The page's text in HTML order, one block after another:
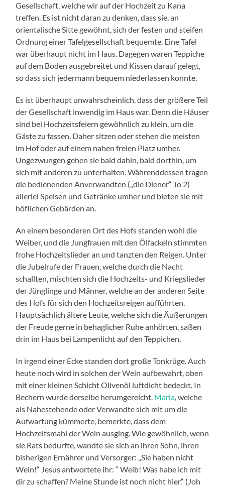
Gesellschaft, welche wir auf der Hochzeit zu Kana
treffen. Es ist nicht daran zu denken, dass sie, an
orientalische Sitte gewöhnt, sich der festen und steifen
Ordnung einer Tafelgesellschaft bequemte. Eine Tafel
war überhaupt nicht im Haus. Dagegen waren Teppiche
auf dem Boden ausgebreitet und Kissen darauf gelegt,
so dass sich jedermann bequem niederlassen konnte.
Es ist überhaupt unwahrscheinlich, dass der größere Teil
der Gesellschaft inwendig im Haus war. Denn die Häuser
sind bei Hochzeitsfeiern gewöhnlich zu klein, um die
Gäste zu fassen. Daher sitzen oder stehen die meisten
im Hof oder auf einem nahen freien Platz umher.
Ungezwungen gehen sie bald dahin, bald dorthin, um
sich mit anderen zu unterhalten. Währenddessen tragen
die bedienenden Anverwandten („die Diener“ Jo 2)
allerlei Speisen und Getränke umher und bieten sie mit
höflichen Gebärden an.
An einem besonderen Ort des Hofs standen wohl die
Weiber, und die Jungfrauen mit den Ölfackeln stimmten
frohe Hochzeitslieder an und tanzten den Reigen. Unter
die Jubelrufe der Frauen, welche durch die Nacht
schallten, mischten sich die Hochzeits- und Kriegslieder
der Jünglinge und Männer, welche an der anderen Seite
des Hofs für sich den Hochzeitsreigen aufführten.
Hauptsächlich ältere Leute, welche sich die Äußerungen
der Freude gerne in behaglicher Ruhe anhörten, saßen
drin im Haus bei Lampenlicht auf den Teppichen.
In irgend einer Ecke standen dort große Tonkrüge. Auch
heute noch wird in solchen der Wein aufbewahrt, oben
mit einer kleinen Schicht Olivenöl luftdicht bedeckt. In
Bechern wurde derselbe herumgereicht. Maria, welche
als Nahestehende oder Verwandte sich mit um die
Aufwartung kümmerte, bemerkte, dass dem
Hochzeitsmahl der Wein ausging. Wie gewöhnlich, wenn
sie Rats bedurfte, wandte sie sich an ihren Sohn, ihren
bisherigen Ernährer und Versorger: „Sie haben nicht
Wein!“ Jesus antwortete ihr: “ Weib! Was habe ich mit
dir zu schaffen? Meine Stunde ist noch nicht hier.“ (Joh